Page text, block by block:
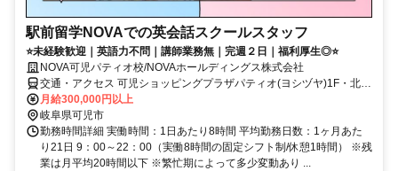
駅前留学NOVAでの英会話スクールスタッフ
⭐未経験歓迎｜英語力不問｜講師業務無｜完週２日｜福利厚生◎⭐
NOVA可児パティオ校/NOVAホールディングス株式会社
交通・アクセス 可児ショッピングプラザパティオ(ヨシヅヤ)1F・北側
平面駐車場向い・ほけんの窓口様隣
月給300,000円以上
岐阜県可児市
勤務時間詳細 実働時間：1日あたり8時間 平均勤務日数：1ヶ月あた
り21日 9：00～22：00（実働8時間の固定シフト制/休憩1時間） ※残
業は月平均20時間以下 ※繁忙期によって多少変動あり ...